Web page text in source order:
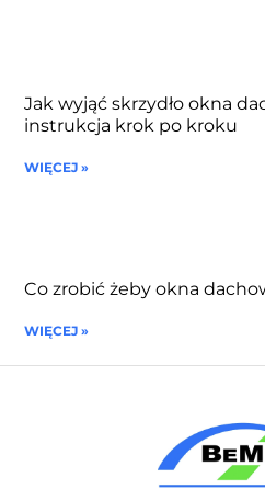
Jak wyjąć skrzydło okna
instrukcja krok po kroku
WIĘCEJ »
Co zrobić żeby okna
WIĘCEJ »